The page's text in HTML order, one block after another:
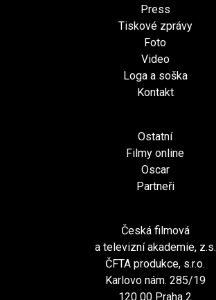
Press
Tiskové zprávy
Foto
Video
Loga a soška
Kontakt
Ostatní
Filmy online
Oscar
Partneři
Česká filmová
a televizní akademie, z.s.
ČFTA produkce, s.r.o.
Karlovo nám. 285/19
120 00 Praha 2